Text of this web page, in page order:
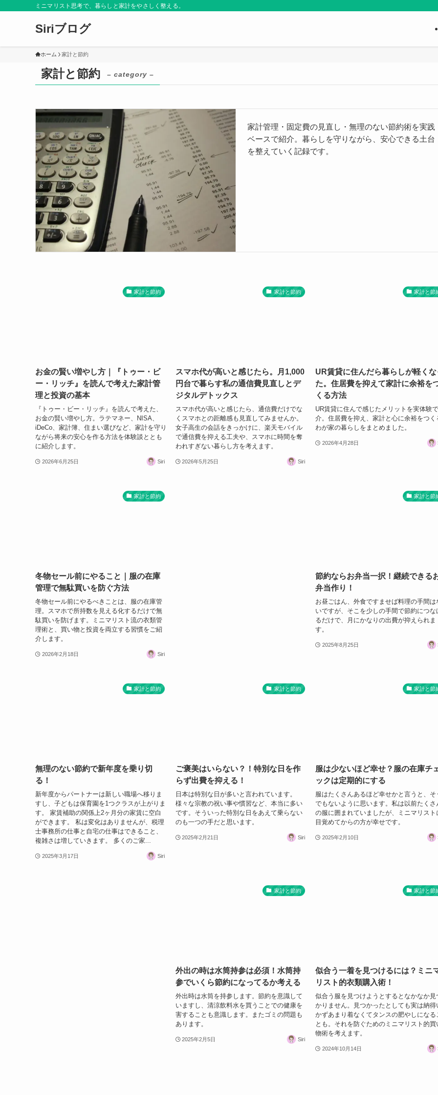
ミニマリスト思考で、暮らしと家計をやさしく整える。
Siriブログ
ホーム 家計と節約
家計と節約 – category –
家計管理・固定費の見直し・無理のない節約術を実践
ベースで紹介。暮らしを守りながら、安心できる土台
を整えていく記録です。
家計と節約
お金の賢い増やし方｜『トゥー・ビ
ー・リッチ』を読んで考えた家計管
理と投資の基本
『トゥー・ビー・リッチ』を読んで考えた、
お金の賢い増やし方。ラテマネー、NISA、
iDeCo、家計簿、住まい選びなど、家計を守り
ながら将来の安心を作る方法を体験談ととも
に紹介します。
2026年6月25日 Siri
家計と節約
スマホ代が高いと感じたら。月1,000
円台で暮らす私の通信費見直しとデ
ジタルデトックス
スマホ代が高いと感じたら、通信費だけでな
くスマホとの距離感も見直してみませんか。
女子高生の会話をきっかけに、楽天モバイル
で通信費を抑える工夫や、スマホに時間を奪
われすぎない暮らし方を考えます。
2026年5月25日 Siri
家計と節
UR賃貸に住んだら暮らしが軽くな
た。住居費を抑えて家計に余裕を
くる方法
UR賃貸に住んで感じたメリットを実体験
介。住居費を抑え、家計と心に余裕をつく
わが家の暮らしをまとめました。
2026年4月28日
家計と節約
冬物セール前にやること｜服の在庫
管理で無駄買いを防ぐ方法
冬物セール前にやるべきことは、服の在庫管
理。スマホで所持数を見える化するだけで無
駄買いを防げます。ミニマリスト流の衣類管
理術と、買い物と投資を両立する習慣をご紹
介します。
2026年2月18日 Siri
家計と節
節約ならお弁当一択！継続できる
弁当作り！
お昼ごはん、外食ですませば料理の手間は
いですが、そこを少しの手間で節約につな
るだけで、月にかなりの出費が抑えられま
す。
2025年8月25日
家計と節約
無理のない節約で新年度を乗り切
る！
新年度からパートナーは新しい職場へ移りま
すし、子どもは保育園を1つクラスが上がりま
す。 家賃補助の関係上2ヶ月分の家賃に空白
ができます。 私は変化はありませんが、税理
士事務所の仕事と自宅の仕事はできること、
複雑さは増していきます。 多くのご家...
2025年3月17日 Siri
家計と節約
ご褒美はいらない？！特別な日を作
らず出費を抑える！
日本は特別な日が多いと言われています。
様々な宗教の祝い事や慣習など、本当に多い
です。そういった特別な日をあえて乗らない
のも一つの手だと思います。
2025年2月21日 Siri
家計と節
服は少ないほど幸せ？服の在庫チ
ックは定期的にする
服はたくさんあるほど幸せかと言うと、そ
でもないように思います。私は以前たくさ
の服に囲まれていましたが、ミニマリスト
目覚めてからの方が幸せです。
2025年2月10日
家計と節約
外出の時は水筒持参は必須！水筒持
参でいくら節約になってるか考える
外出時は水筒を持参します。節約を意識して
いますし、清涼飲料水を買うことでの健康を
害することも意識します。またゴミの問題も
あります。
2025年2月5日 Siri
家計と節
似合う一着を見つけるには？ミニ
リスト的衣類購入術！
似合う服を見つけようとするとなかなか見
かりません。見つかったとしても実は納得
かずあまり着なくてタンスの肥やしになる
とも。それを防ぐためのミニマリスト的買
物術を考えます。
2024年10月14日